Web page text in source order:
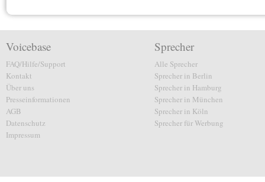
Voicebase
FAQ/Hilfe/Support
Kontakt
Über uns
Presseinformationen
AGB
Datenschutz
Impressum
Sprecher
Alle Sprecher
Sprecher in Berlin
Sprecher in Hamburg
Sprecher in München
Sprecher in Köln
Sprecher für Werbung